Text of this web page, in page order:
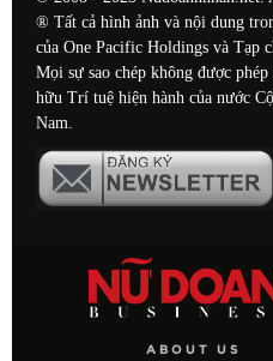
® Tất cả hình ảnh và nội dung
của One Pacific Holdings và Tạp
Mọi sự sao chép không được
hữu Trí tuệ hiện hành của nước
Nam.
ABOUT US